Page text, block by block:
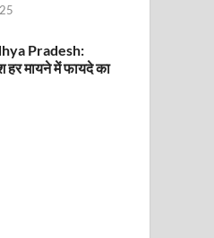
Pradesh:
हर मायने में फायदे का